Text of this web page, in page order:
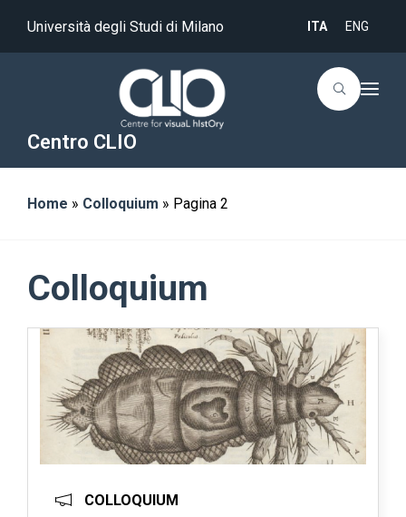
Università degli Studi di Milano ITA ENG
Centro CLIO
T
Home » Colloquium » Pagina 2
Colloquium
COLLOQUIUM